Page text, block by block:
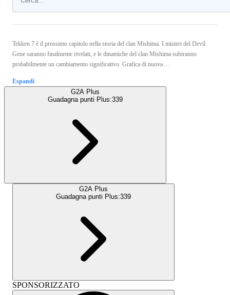
Tekken 7 è il prossimo capitolo nella storia del clan Mishima. I misteri del Devil
Gene saranno finalmente rivelati, e le dinamiche del clan Mishima subiranno
probabilmente un cambiamento significativo. Grafica di nuova ...
Espandi
G2A Plus
Guadagna punti Plus:339
G2A Plus
Guadagna punti Plus:339
SPONSORIZZATO